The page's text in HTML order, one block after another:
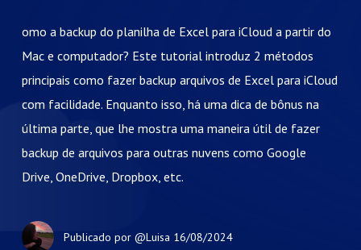
omo a backup do planilha de Excel para iCloud a partir do
Mac e computador? Este tutorial introduz 2 métodos
principais como fazer backup arquivos de Excel para iCloud
com facilidade. Enquanto isso, há uma dica de bônus na
última parte, que lhe mostra uma maneira útil de fazer
backup de arquivos para outras nuvens como Google
Drive, OneDrive, Dropbox, etc.
Publicado por @Luisa 16/08/2024